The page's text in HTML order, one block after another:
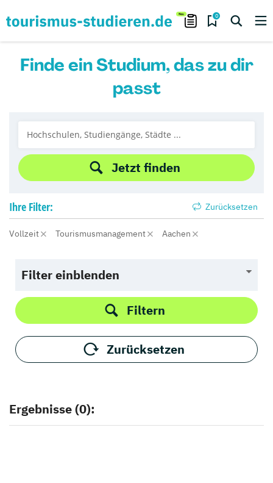
0
Finde ein Studium, das zu dir
passt
Jetzt finden
Ihre Filter: Zurücksetzen
Vollzeit Tourismusmanagement Aachen
Filter einblenden
Filtern
Zurücksetzen
Ergebnisse (0):